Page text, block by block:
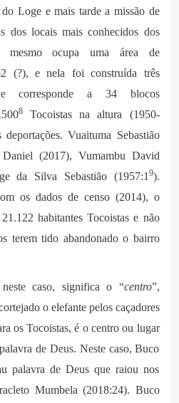
Loge e mais tarde a missão de
dos locais mais conhecidos dos
mesmo ocupa uma área de
(?), e nela foi construída três
corresponde a 34 blocos
8Tocoistas na altura (1950-
Vuaituma Sebastião
(2017), Vumambu David
da Silva Sebastião (1957:1 9).
os dados de censo (2014), o
habitantes Tocoistas e não
terem tido abandonado o bairro
caso, significa o “centro”,
o elefante pelos caçadores
os Tocoistas, é o centro ou lugar
de Deus. Neste caso, Buco
palavra de Deus que raiou nos
Mumbela (2018:24). Buco